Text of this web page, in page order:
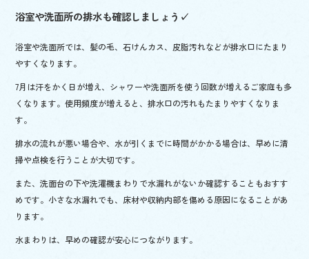
浴室や洗面所の排水も確認しましょう✓
浴室や洗面所では、髪の毛、石けんカス、皮脂汚れなどが排水口にたまり
やすくなります。
7月は汗をかく日が増え、シャワーや洗面所を使う回数が増えるご家庭も多
くなります。使用頻度が増えると、排水口の汚れもたまりやすくなりま
す。
排水の流れが悪い場合や、水が引くまでに時間がかかる場合は、早めに清
掃や点検を行うことが大切です。
また、洗面台の下や洗濯機まわりで水漏れがないか確認することもおすす
めです。小さな水漏れでも、床材や収納内部を傷める原因になることがあ
ります。
水まわりは、早めの確認が安心につながります。